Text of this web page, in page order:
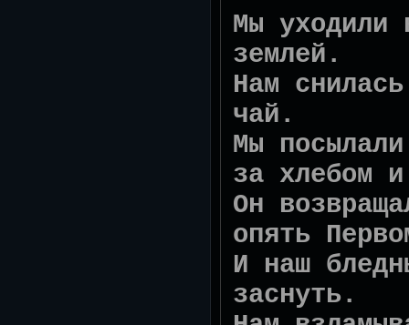
Мы уходили
землей.
Нам
чай.
Мы
за хлебом
Он
опять
И наш
заснуть.